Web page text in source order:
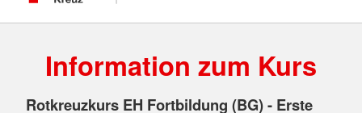
Information zum Kurs
Rotkreuzkurs EH Fortbildung (BG) - Erste